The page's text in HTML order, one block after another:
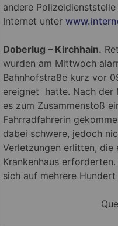
andere
Internet unter
Doberlug – Kirchhain.
wurden am Mittwoch
Bahnhofstraße kurz vor
ereignet hatte. Nach der
es zum Zusammenstoß
Fahrradfahrerin
dabei schwere, jedoch
Verletzungen erlitten, die
Krankenhaus
sich auf mehrere Hundert